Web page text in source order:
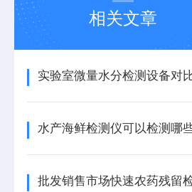
相关文章